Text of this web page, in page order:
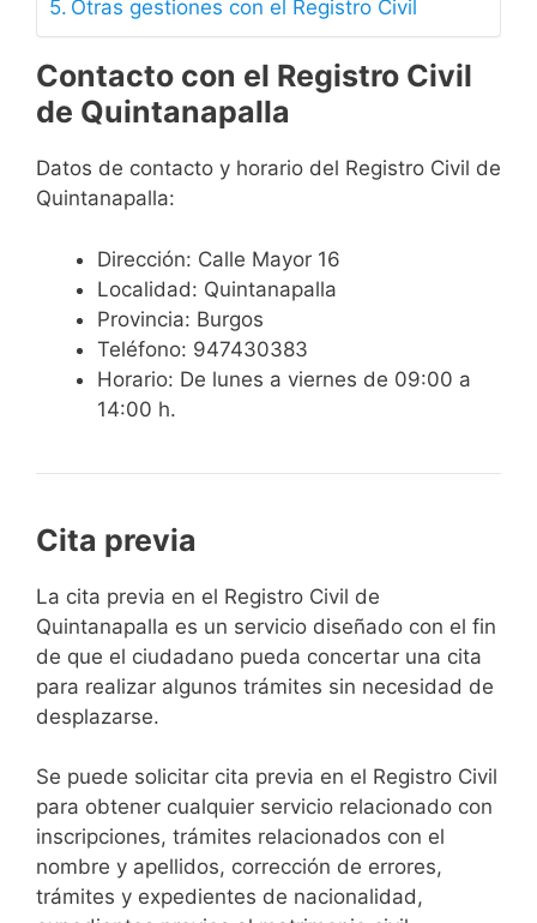
Otras gestiones con el Registro Civil
Contacto con el Registro Civil
de Quintanapalla
Datos de contacto y horario del Registro Civil de
Quintanapalla:
Dirección: Calle Mayor 16
Localidad: Quintanapalla
Provincia: Burgos
Teléfono: 947430383
Horario: De lunes a viernes de 09:00 a
14:00 h.
Cita previa
​​​​​​​​​​​​​​​​​​​​​​​​​​​​La cita previa en el Registro Civil de
Quintanapalla es un servicio diseñado con el fin
de que el ciudadano pueda concertar una cita
para realizar algunos trámites sin necesidad de
desplazarse.​
Se puede solicitar cita previa en el Registro Civil
para obtener cualquier servicio relacionado con
inscripciones, trámites relacionados con el
nombre y apellidos, corrección de errores,
trámites y expedientes de nacionalidad,